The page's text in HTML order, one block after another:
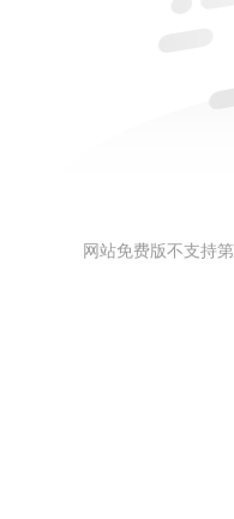
网站免费版不支持